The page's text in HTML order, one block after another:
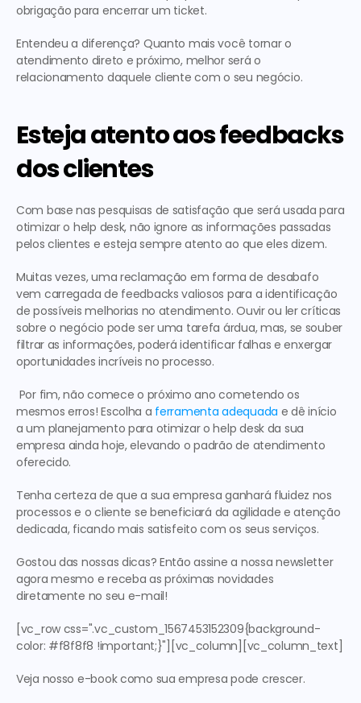
obrigação para encerrar um ticket.
Entendeu a diferença? Quanto mais você tornar o
atendimento direto e próximo, melhor será o
relacionamento daquele cliente com o seu negócio.
Esteja atento aos feedbacks
dos clientes
Com base nas pesquisas de satisfação que será usada para
otimizar o help desk, não ignore as informações passadas
pelos clientes e esteja sempre atento ao que eles dizem.
Muitas vezes, uma reclamação em forma de desabafo
vem carregada de feedbacks valiosos para a identificação
de possíveis melhorias no atendimento. Ouvir ou ler críticas
sobre o negócio pode ser uma tarefa árdua, mas, se souber
filtrar as informações, poderá identificar falhas e enxergar
oportunidades incríveis no processo.
mesmos erros! Escolha a ferramenta adequada e dê início
a um planejamento para otimizar o help desk da sua
empresa ainda hoje, elevando o padrão de atendimento
oferecido.
Tenha certeza de que a sua empresa ganhará fluidez nos
processos e o cliente se beneficiará da agilidade e atenção
dedicada, ficando mais satisfeito com os seus serviços.
Gostou das nossas dicas? Então assine a nossa newsletter
agora mesmo e receba as próximas novidades
diretamente no seu e-mail!
[vc_row css=".vc_custom_1567453152309{background-
color: #f8f8f8 !important;}"][vc_column][vc_column_text]
Veja nosso e-book como sua empresa pode crescer.